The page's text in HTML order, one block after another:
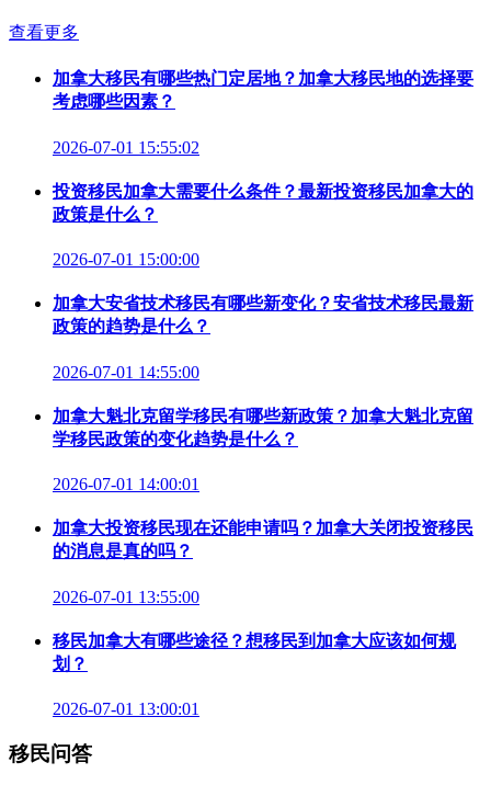
查看更多
加拿大移民有哪些热门定居地？加拿大移民地的选择要
考虑哪些因素？
2026-07-01 15:55:02
投资移民加拿大需要什么条件？最新投资移民加拿大的
政策是什么？
2026-07-01 15:00:00
加拿大安省技术移民有哪些新变化？安省技术移民最新
政策的趋势是什么？
2026-07-01 14:55:00
加拿大魁北克留学移民有哪些新政策？加拿大魁北克留
学移民政策的变化趋势是什么？
2026-07-01 14:00:01
加拿大投资移民现在还能申请吗？加拿大关闭投资移民
的消息是真的吗？
2026-07-01 13:55:00
移民加拿大有哪些途径？想移民到加拿大应该如何规
划？
2026-07-01 13:00:01
移民问答